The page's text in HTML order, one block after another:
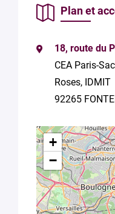
à la
de
Plan et
18, route du
CEA Paris-
Roses, IDMIT
92265
+
−